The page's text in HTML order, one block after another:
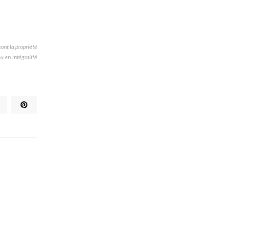
la propriété
en intégralité